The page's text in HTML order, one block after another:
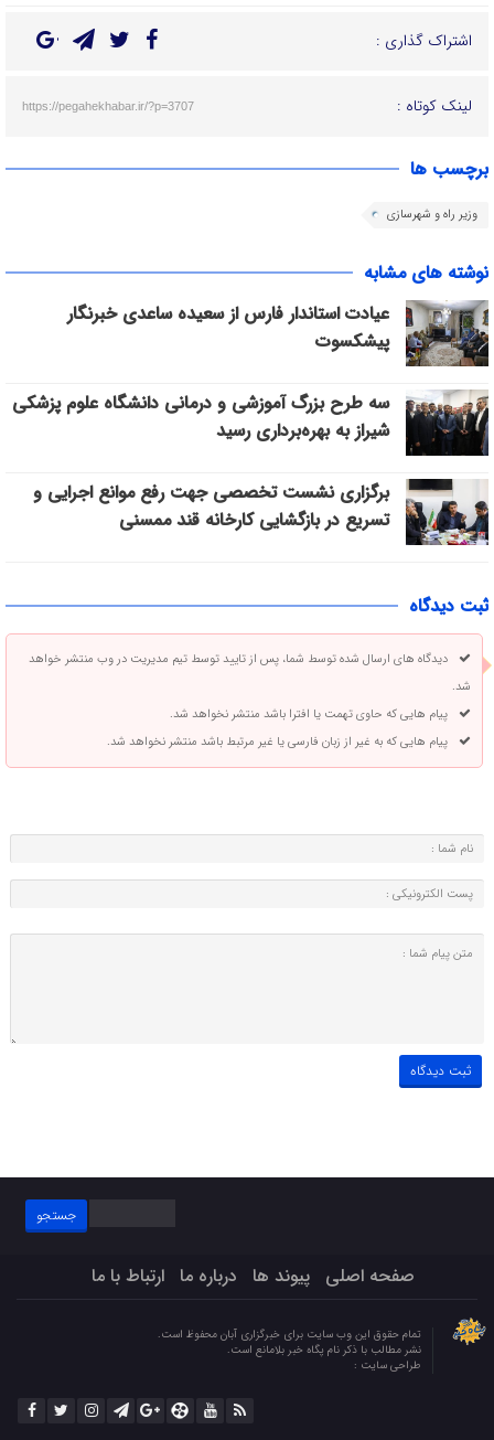
اشتراک گذاری :
لینک کوتاه : https://pegahekhabar.ir/?p=3707
برچسب ها
وزیر راه و شهرسازی
نوشته های مشابه
عیادت استاندار فارس از سعیده ساعدی خبرنگار
پیشکسوت
سه طرح بزرگ آموزشی و درمانی دانشگاه علوم پزشکی
شیراز به بهره‌برداری رسید
برگزاری نشست تخصصی جهت رفع موانع اجرایی و
تسریع در بازگشایی کارخانه قند ممسنی
ثبت دیدگاه
دیدگاه های ارسال شده توسط شما، پس از تایید توسط تیم مدیریت در وب منتشر خواهد
شد.
پیام هایی که حاوی تهمت یا افترا باشد منتشر نخواهد شد.
پیام هایی که به غیر از زبان فارسی یا غیر مرتبط باشد منتشر نخواهد شد.
جستجو
برای:
صفحه اصلی پیوند ها درباره ما ارتباط با ما
تمام حقوق این وب سایت برای خبرگزاری آبان محفوظ است.
نشر مطالب با ذکر نام پگاه خبر بلامانع است.
طراحی سایت :